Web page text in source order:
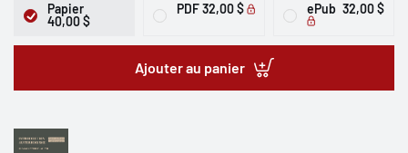
Papier
40,00 $
PDF32,00 $ ePub 32,00 $
Ajouter au panier